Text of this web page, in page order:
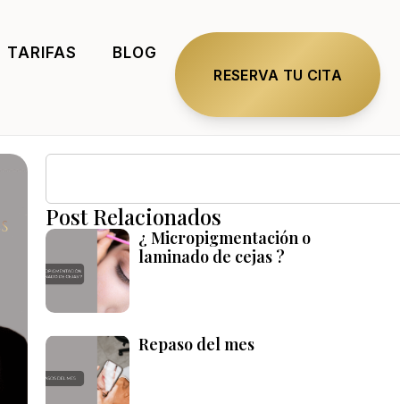
TARIFAS
BLOG
RESERVA TU CITA
Post Relacionados
¿ Micropigmentación o
laminado de cejas ?
Repaso del mes